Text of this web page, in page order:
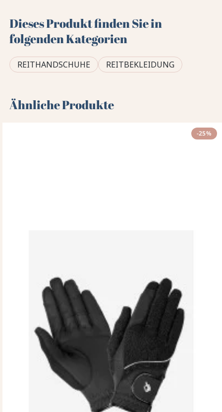
Dieses Produkt finden Sie in
folgenden Kategorien
REITHANDSCHUHE REITBEKLEIDUNG
Ähnliche Produkte
-25%